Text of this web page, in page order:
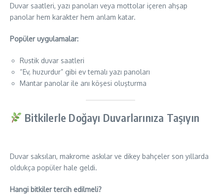
Duvar saatleri, yazı panoları veya mottolar içeren ahşap
panolar hem karakter hem anlam katar.
Popüler uygulamalar:
Rustik duvar saatleri
“Ev, huzurdur” gibi ev temalı yazı panoları
Mantar panolar ile anı köşesi oluşturma
Bitkilerle Doğayı Duvarlarınıza Taşıyın
Duvar saksıları, makrome askılar ve dikey bahçeler son yıllarda
oldukça popüler hale geldi.
Hangi bitkiler tercih edilmeli?